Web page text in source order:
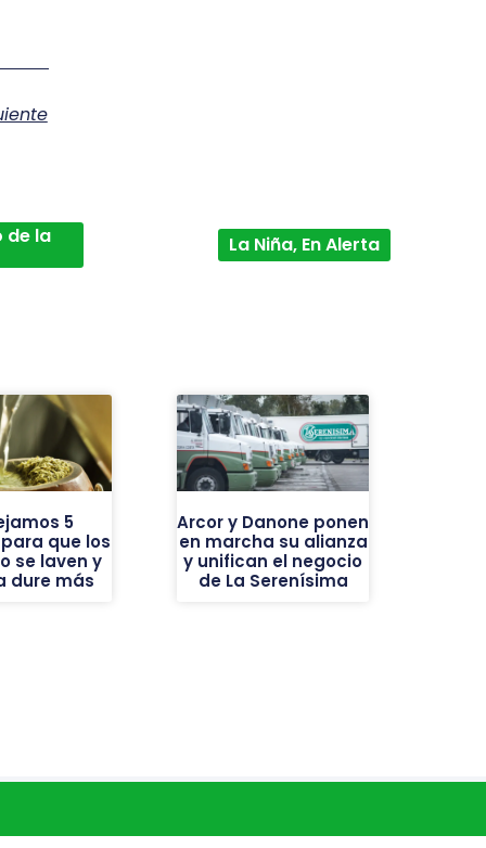
de la La Niña, En Alerta
5
que los
se laven y
dure más
Arcor y Danone ponen
en marcha su alianza
y unifican el negocio
de La Serenísima